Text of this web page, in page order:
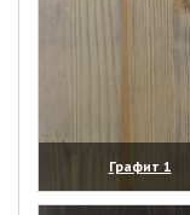
Графит 1
(увеличить)